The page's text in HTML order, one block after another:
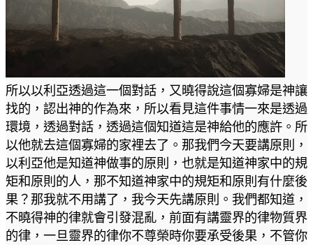
所以以利亞透過這一個對話，又曉得說這個寡婦是神讓
找的，認出神的作為來，所以看見這件事情一來是透過
環境，透過對話，透過這個知道這是神給他的應許。所
以他就去這個寡婦的家裡去了。那我們今天要講原則，
以利亞他是知道神做事的原則，也就是知道神家中的規
矩和原則的人，那不知道神家中的規矩和原則有什麼後
果？那我就不用講了，我今天先講原則。我們都知道，
不曉得神的律就會引發混亂，前面有講靈界的律物質界
的律，一旦靈界的律你不尊榮時你要承受後果，不管你